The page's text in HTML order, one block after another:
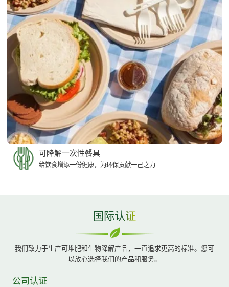
可降解一次性餐具
给饮食增添一份健康，为环保贡献一己之力
国际认证
我们致力于生产可堆肥和生物降解产品，一直追求更高的标准。您可
以放心选择我们的产品和服务。
公司认证